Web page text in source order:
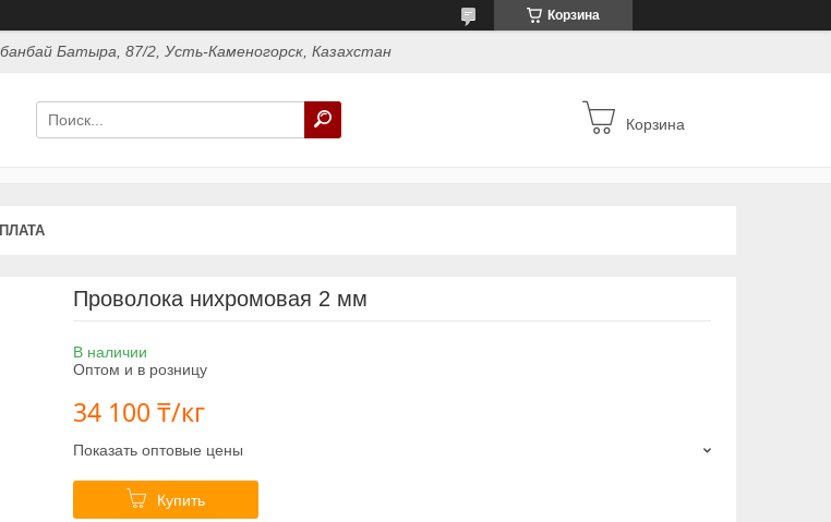
Корзина
Батыра, 87/2, Усть-Каменогорск, Казахстан
Корзина
Проволока нихромовая 2 мм
В наличии
Оптом и в розницу
34 100 ₸/кг
Показать оптовые цены
Купить